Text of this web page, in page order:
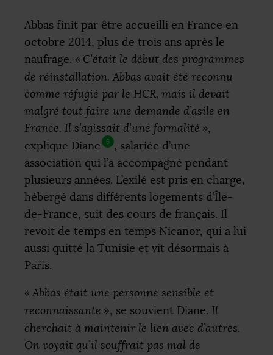
Abbas finit par être accueilli en France en
octobre 2014, plus de trois ans après le
naufrage. « C’était le début des programmes
de réinstallation. Abbas avait été reconnu
comme réfugié par le HCR, mais il devait
malgré tout faire une demande d’asile en
France. Il s’agissait d’une formalité »,
explique Diane
6
, salariée d’une
association qui l’a accompagné pendant
plusieurs années. L’exilé est pris en charge,
hébergé dans différents logements d’Île-
de-France, suit des cours de français. Il
revoit de temps en temps Nicanor, qui a lui
aussi quitté la Tunisie et vit désormais à
Paris.
« Abbas était une personne sensible et
reconnaissante », se souvient Diane. Il
cherchait à maintenir le lien avec d’autres.
On voyait qu’il souffrait pas mal de